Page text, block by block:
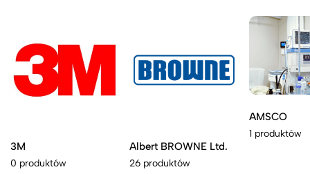
3M
0 produktów
Albert BROWNE Ltd.
26 produktów
AMSCO
1 produktów